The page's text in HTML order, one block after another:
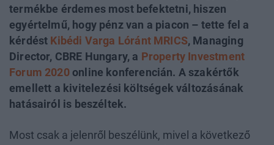
termékbe érdemes most befektetni, hiszen
egyértelmű, hogy pénz van a piacon – tette fel a
kérdést Kibédi Varga Lóránt MRICS, Managing
Director, CBRE Hungary, a Property Investment
Forum 2020online konferencián. A szakértők
emellett a kivitelezési költségek változásának
hatásairól is beszéltek.
Most csak a jelenről beszélünk, mivel a következő